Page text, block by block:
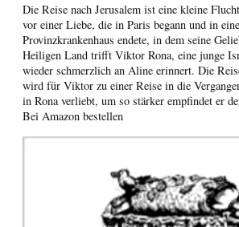
Die Reise nach Jerusalem ist eine kleine
vor einer Liebe, die in Paris begann und in
Provinzkrankenhaus endete, in dem seine
Heiligen Land trifft Viktor Rona, eine junge
wieder schmerzlich an Aline erinnert. Die
wird für Viktor zu einer Reise in die
in Rona verliebt, um so stärker empfindet er
Bei Amazon bestellen